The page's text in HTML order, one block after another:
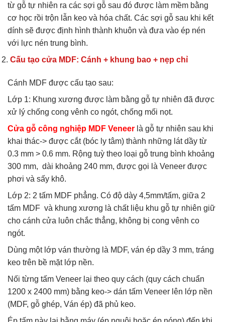
từ gỗ tự nhiên ra các sợi gỗ sau đó được làm mềm bằng
cơ học rồi trộn lẫn keo và hóa chất. Các sợi gỗ sau khi kết
dính sẽ được định hình thành khuôn và đưa vào ép nén
với lực nén trung bình.
Cấu tạo cửa MDF: Cánh + khung bao + nẹp chỉ
Cánh MDF được cấu tạo sau:
Lớp 1: Khung xương được làm bằng gỗ tự nhiên đã được
xử lý chống cong vênh co ngót, chống mối nọt.
Cửa gỗ công nghiệp MDF Veneer là gỗ tự nhiên sau khi
khai thác-> được cắt (bóc ly tâm) thành những lát dầy từ
0.3 mm > 0.6 mm. Rộng tuỳ theo loại gỗ trung bình khoảng
300 mm, dài khoảng 240 mm, được gọi là Veneer được
phơi và sấy khô.
Lớp 2: 2 tấm MDF phẳng. Có độ dày 4,5mm/tấm, giữa 2
tấm MDF và khung xương là chất liệu khu gỗ tự nhiên giữ
cho cánh cửa luôn chắc thẳng, không bị cong vênh co
ngót.
Dùng một lớp ván thường là MDF, ván ép dầy 3 mm, tráng
keo trên bề mặt lớp nền.
Nối từng tấm Veneer lại theo quy cách (quy cách chuẩn
1200 x 2400 mm) bằng keo-> dán tấm Veneer lên lớp nền
(MDF, gỗ ghép, Ván ép) đã phủ keo.